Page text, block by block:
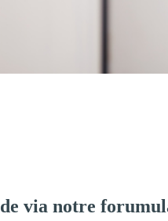
via notre